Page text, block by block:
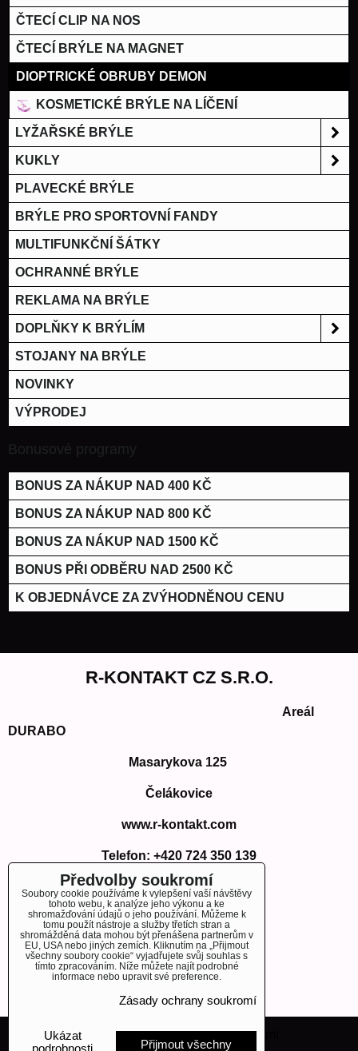
ČTECÍ CLIP NA NOS
ČTECÍ BRÝLE NA MAGNET
DIOPTRICKÉ OBRUBY DEMON
KOSMETICKÉ BRÝLE NA LÍČENÍ
LYŽAŘSKÉ BRÝLE
KUKLY
PLAVECKÉ BRÝLE
BRÝLE PRO SPORTOVNÍ FANDY
MULTIFUNKČNÍ ŠÁTKY
OCHRANNÉ BRÝLE
REKLAMA NA BRÝLE
DOPLŇKY K BRÝLÍM
STOJANY NA BRÝLE
NOVINKY
VÝPRODEJ
Bonusové programy
BONUS ZA NÁKUP NAD 400 KČ
BONUS ZA NÁKUP NAD 800 KČ
BONUS ZA NÁKUP NAD 1500 KČ
BONUS PŘI ODBĚRU NAD 2500 KČ
K OBJEDNÁVCE ZA ZVÝHODNĚNOU CENU
R-KONTAKT CZ S.R.O.
Areál
DURABO
Masarykova 125
Čelákovice
www.r-kontakt.com
Telefon: +420 724 350 139
E-mail: info@r-kontakt.com
info@r-kontakt.com
OBJEDNÁVKY
Předvolby soukromí Zásady ochrany soukromí
Předvolby soukromí
Soubory cookie používáme k vylepšení vaší návštěvy
tohoto webu, k analýze jeho výkonu a ke
shromažďování údajů o jeho používání. Můžeme k
tomu použít nástroje a služby třetích stran a
shromážděná data mohou být přenášena partnerům v
EU, USA nebo jiných zemích. Kliknutím na „Přijmout
všechny soubory cookie“ vyjadřujete svůj souhlas s
tímto zpracováním. Níže můžete najít podrobné
informace nebo upravit své preference.
Zásady ochrany soukromí
Ukázat
podrobnosti
Přijmout všechny